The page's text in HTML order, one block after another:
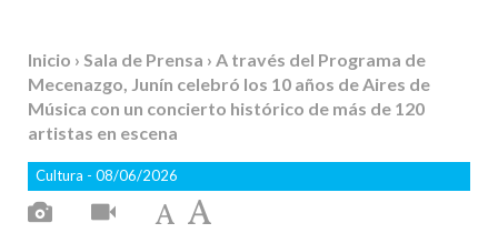
Inicio › Sala de Prensa › A través del Programa de
Mecenazgo, Junín celebró los 10 años de Aires de
Música con un concierto histórico de más de 120
artistas en escena
Cultura - 08/06/2026